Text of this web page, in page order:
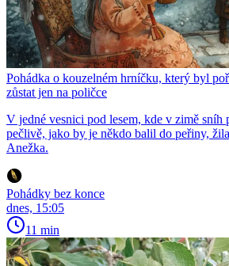
Pohádka o kouzelném hrníčku, který byl
zůstat jen na poličce
V jedné vesnici pod lesem, kde v zimě sníh
pečlivě, jako by je někdo balil do peřiny,
Anežka.
Pohádky bez konce
dnes, 15:05
11 min